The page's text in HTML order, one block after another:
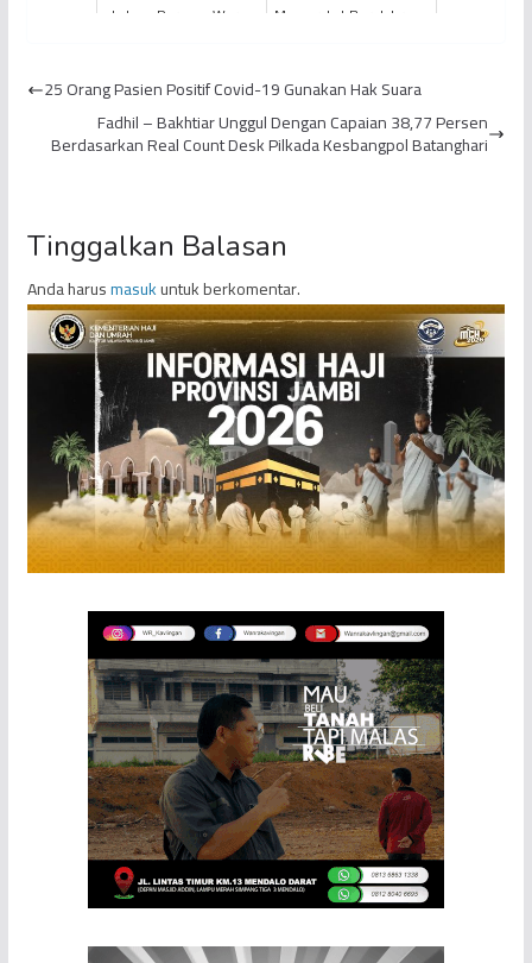
Lahan, Rarusan Warga
Proyek PT...
Masyarakat Berolahraga,
Lapangan...
25 Orang Pasien Positif Covid-19 Gunakan Hak Suara
Fadhil – Bakhtiar Unggul Dengan Capaian 38,77 Persen
Berdasarkan Real Count Desk Pilkada Kesbangpol Batanghari
Tinggalkan Balasan
Anda harusmasukuntuk berkomentar.